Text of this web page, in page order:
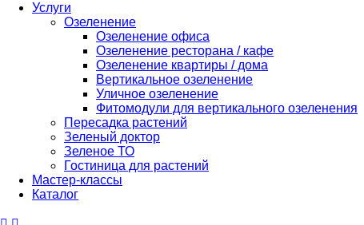
Услуги
Озеленение
Озеленение офиса
Озеленение ресторана / кафе
Озеленение квартиры / дома
Вертикальное озеленение
Уличное озеленение
Фитомодули для вертикального озеленения
Пересадка растений
Зеленый доктор
Зеленое ТО
Гостиница для растений
Мастер-классы
Каталог